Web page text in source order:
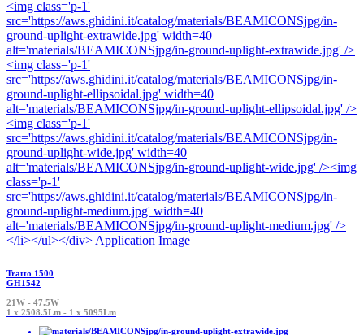
Tratto 1500
GH1542
21W - 47.5W
1 x 2508.5Lm - 1 x 5095Lm